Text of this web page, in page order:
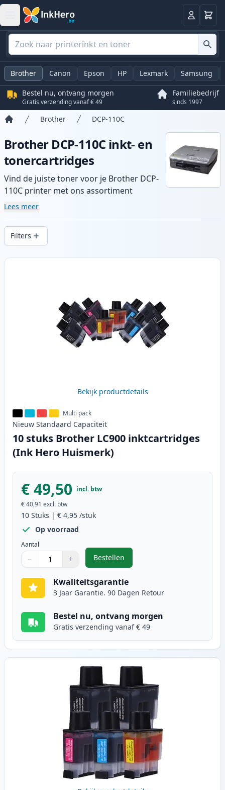
Log in
Brother Canon Epson HP Lexmark Samsung
Bestel nu, ontvang morgen
Gratis verzending vanaf € 49
Familiebedrijf
sinds 1997
Brother DCP-110C
Brother DCP-110C inkt- en
tonercartridges
Vind de juiste toner voor je Brother DCP-
110C printer met ons assortiment
compatibele en high-yield cartridges.
snelle levering vanuit lokale voorraad in .
Lees meer
Filters
Producten
Bekijk productdetails
Multi pack
Nieuw Standaard Capaciteit
10 stuks Brother LC900 inktcartridges
(Ink Hero Huismerk)
€ 49,50 incl. btw
€ 40,91 excl. btw
10 Stuks | € 4,95 /stuk
Op voorraad
Aantal
Gebruik de knoppen om aan te passen
− +
1
Bestellen
,10 stuks Brother LC900
Kwaliteitsgarantie
3 Jaar Garantie. 90 Dagen Retour
Bestel nu, ontvang morgen
Gratis verzending vanaf € 49